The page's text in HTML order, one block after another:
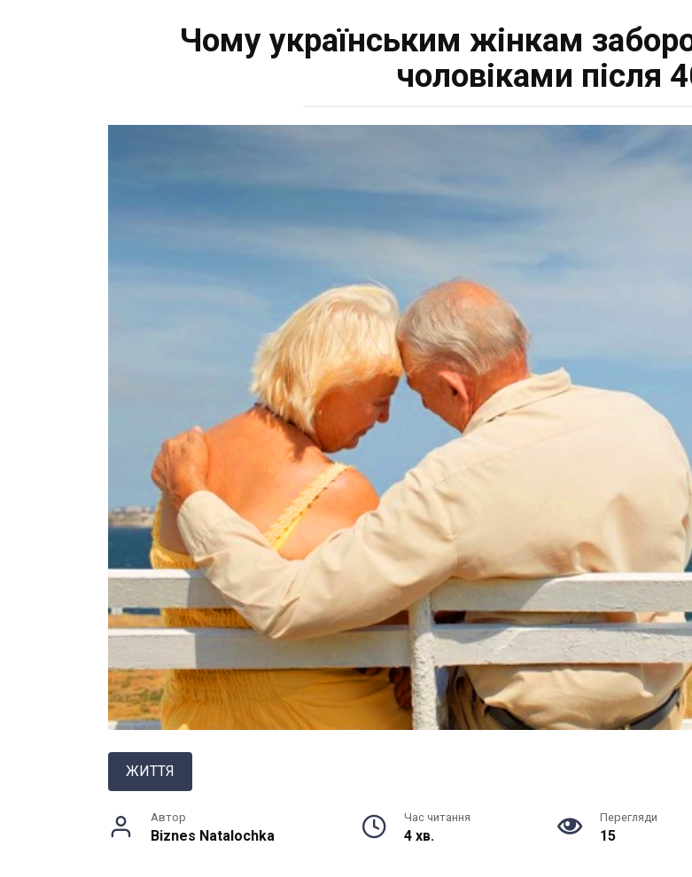
Чому українським жінкам
чоловіками після
ЖИТТЯ
Автор
Biznes Natalochka
Час читання
4 хв.
Перегляди
15